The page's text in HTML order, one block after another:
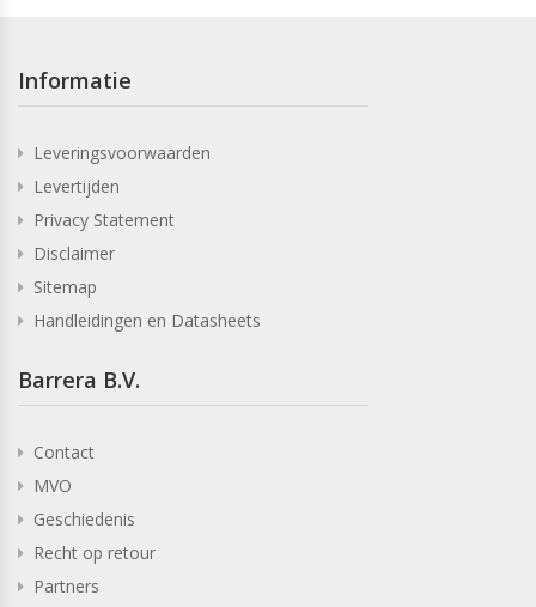
Informatie
Leveringsvoorwaarden
Levertijden
Privacy Statement
Disclaimer
Sitemap
Handleidingen en Datasheets
Barrera B.V.
Contact
MVO
Geschiedenis
Recht op retour
Partners